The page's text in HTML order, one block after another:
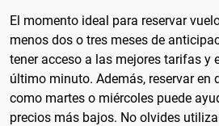
El momento ideal para reservar
menos dos o tres meses de
tener acceso a las mejores tarifas y
último minuto. Además, reservar en
como martes o miércoles puede
precios más bajos. No olvides